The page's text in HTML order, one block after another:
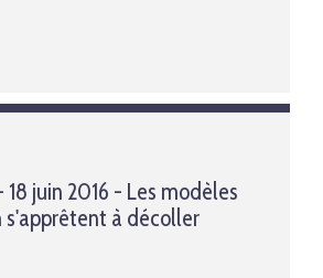
juin 2016 - Les modèles
s'apprêtent à décoller